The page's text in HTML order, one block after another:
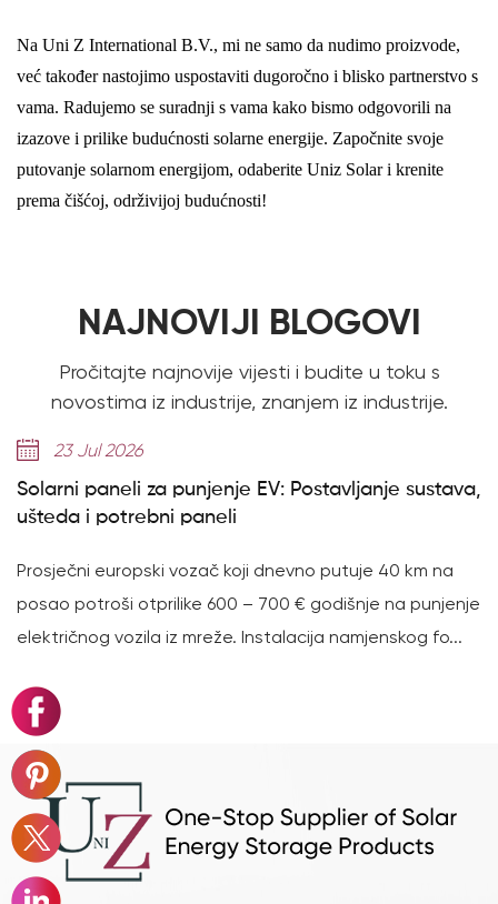
Na Uni Z International B.V., mi ne samo da nudimo proizvode,
već također nastojimo uspostaviti dugoročno i blisko partnerstvo s
vama. Radujemo se suradnji s vama kako bismo odgovorili na
izazove i prilike budućnosti solarne energije. Započnite svoje
putovanje solarnom energijom, odaberite Uniz Solar i krenite
prema čišćoj, održivijoj budućnosti!
NAJNOVIJI BLOGOVI
Pročitajte najnovije vijesti i budite u toku s
novostima iz industrije, znanjem iz industrije.
23 Jul 2026
Solarni paneli za punjenje EV: Postavljanje sustava,
ušteda i potrebni paneli
Prosječni europski vozač koji dnevno putuje 40 km na
posao potroši otprilike 600 – 700 € godišnje na punjenje
električnog vozila iz mreže. Instalacija namjenskog fo...